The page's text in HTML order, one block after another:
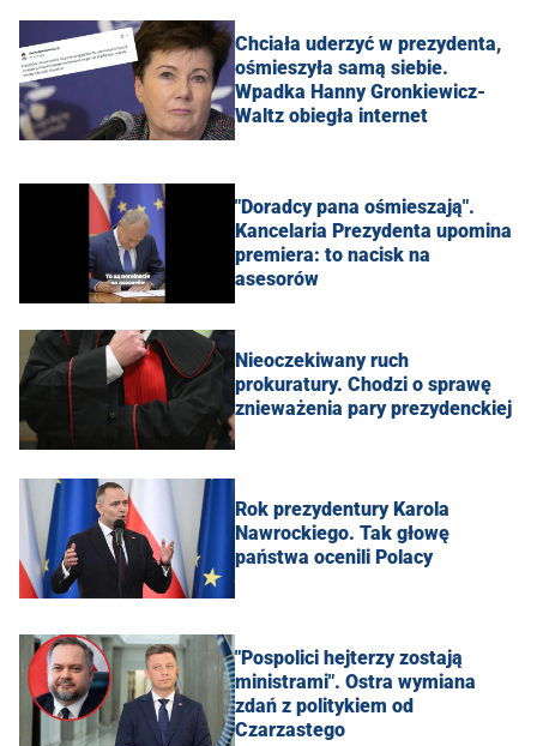
Chciała uderzyć w prezydenta,
ośmieszyła samą siebie.
Wpadka Hanny Gronkiewicz-
Waltz obiegła internet
"Doradcy pana ośmieszają".
Kancelaria Prezydenta upomina
premiera: to nacisk na
asesorów
Nieoczekiwany ruch
prokuratury. Chodzi o sprawę
znieważenia pary prezydenckiej
Rok prezydentury Karola
Nawrockiego. Tak głowę
państwa ocenili Polacy
"Pospolici hejterzy zostają
ministrami". Ostra wymiana
zdań z politykiem od
Czarzastego